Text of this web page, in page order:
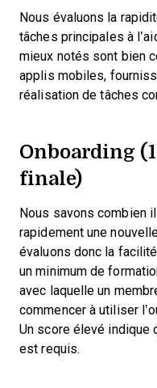
Nous évaluons la
tâches principales à
mieux notés sont bien
applis mobiles,
réalisation de tâches
Onboarding
finale)
Nous savons combien
rapidement une
évaluons donc la
un minimum de
avec laquelle un
commencer à utiliser
Un score élevé indique
est requis.